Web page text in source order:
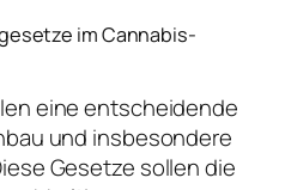
im Cannabis-
eine entscheidende
und insbesondere
Gesetze sollen die